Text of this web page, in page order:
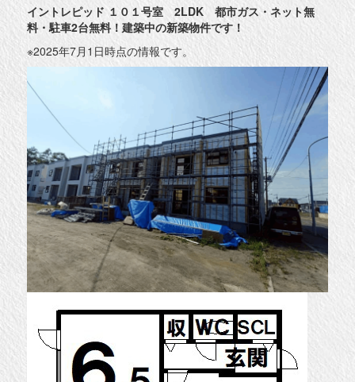
イントレピッド １０１号室 2LDK 都市ガス・ネット無
料・駐車2台無料！建築中の新築物件です！
※2025年7月1日時点の情報です。